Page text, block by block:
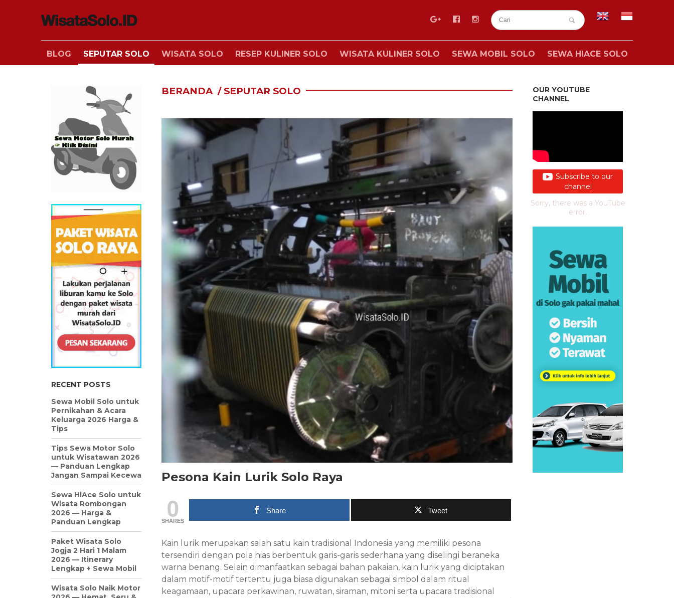
BLOG SEPUTAR SOLO WISATA SOLO RESEP KULINER SOLO WISATA KULINER SOLO SEWA MOBIL SOLO SEWA HIACE SOLO
RECENT POSTS
Sewa Mobil Solo untuk
Pernikahan & Acara
Keluarga 2026 Harga &
Tips
Tips Sewa Motor Solo
untuk Wisatawan 2026
— Panduan Lengkap
Jangan Sampai Kecewa
Sewa HiAce Solo untuk
Wisata Rombongan
2026 — Harga &
Panduan Lengkap
Paket Wisata Solo
Jogja 2 Hari 1 Malam
2026 — Itinerary
Lengkap + Sewa Mobil
Wisata Solo Naik Motor
BERANDA/ SEPUTAR SOLO
Pesona Kain Lurik Solo Raya
0
SHARES
Share Tweet
Kain lurik merupakan salah satu kain tradisional Indonesia yang memiliki pesona
tersendiri dengan pola hias berbentuk garis-garis sederhana yang diselingi beraneka
warna benang. Selain dimanfaatkan sebagai bahan pakaian, kain lurik yang diciptakan
dalam motif-motif tertentu juga biasa digunakan sebagai simbol dalam ritual
keagamaan, upacara perkawinan, ruwatan, siraman, mitoni serta upacara tradisional
OUR YOUTUBE
CHANNEL
Subscribe to our
channel
Sorry, there was a YouTube
error.